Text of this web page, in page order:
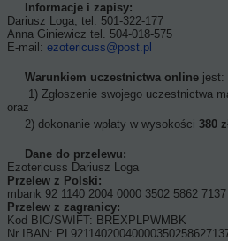
Informacje i zapisy:
Dariusz Loga, tel. 501-322-177
Anna Giniewicz tel. 504-018-575
E-mail: ezotericuss@post.pl
Warunkiem uczestnictwa online jest:
1) Zgłoszenie swojego uczestnictwa
oraz
2) dokonanie wpłaty w wysokości 380
Dane do przelewu:
Ezotericuss Dariusz Loga
Przelew z Polski:
mbank 92 1140 2004 0000 3502 5862 7137
Przelew z zagranicy:
Kod BIC/SWIFT: BREXPLPWMBK
Nr IBAN: